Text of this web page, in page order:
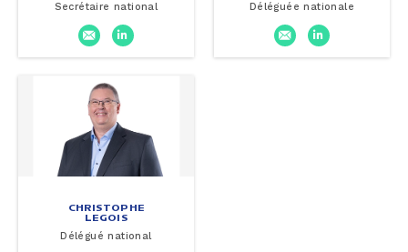
Secrétaire national Déléguée nationale
CHRISTOPHE
LEGOIS
Délégué national